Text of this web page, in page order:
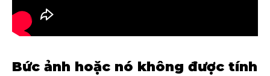
Bức ảnh hoặc nó không được tính